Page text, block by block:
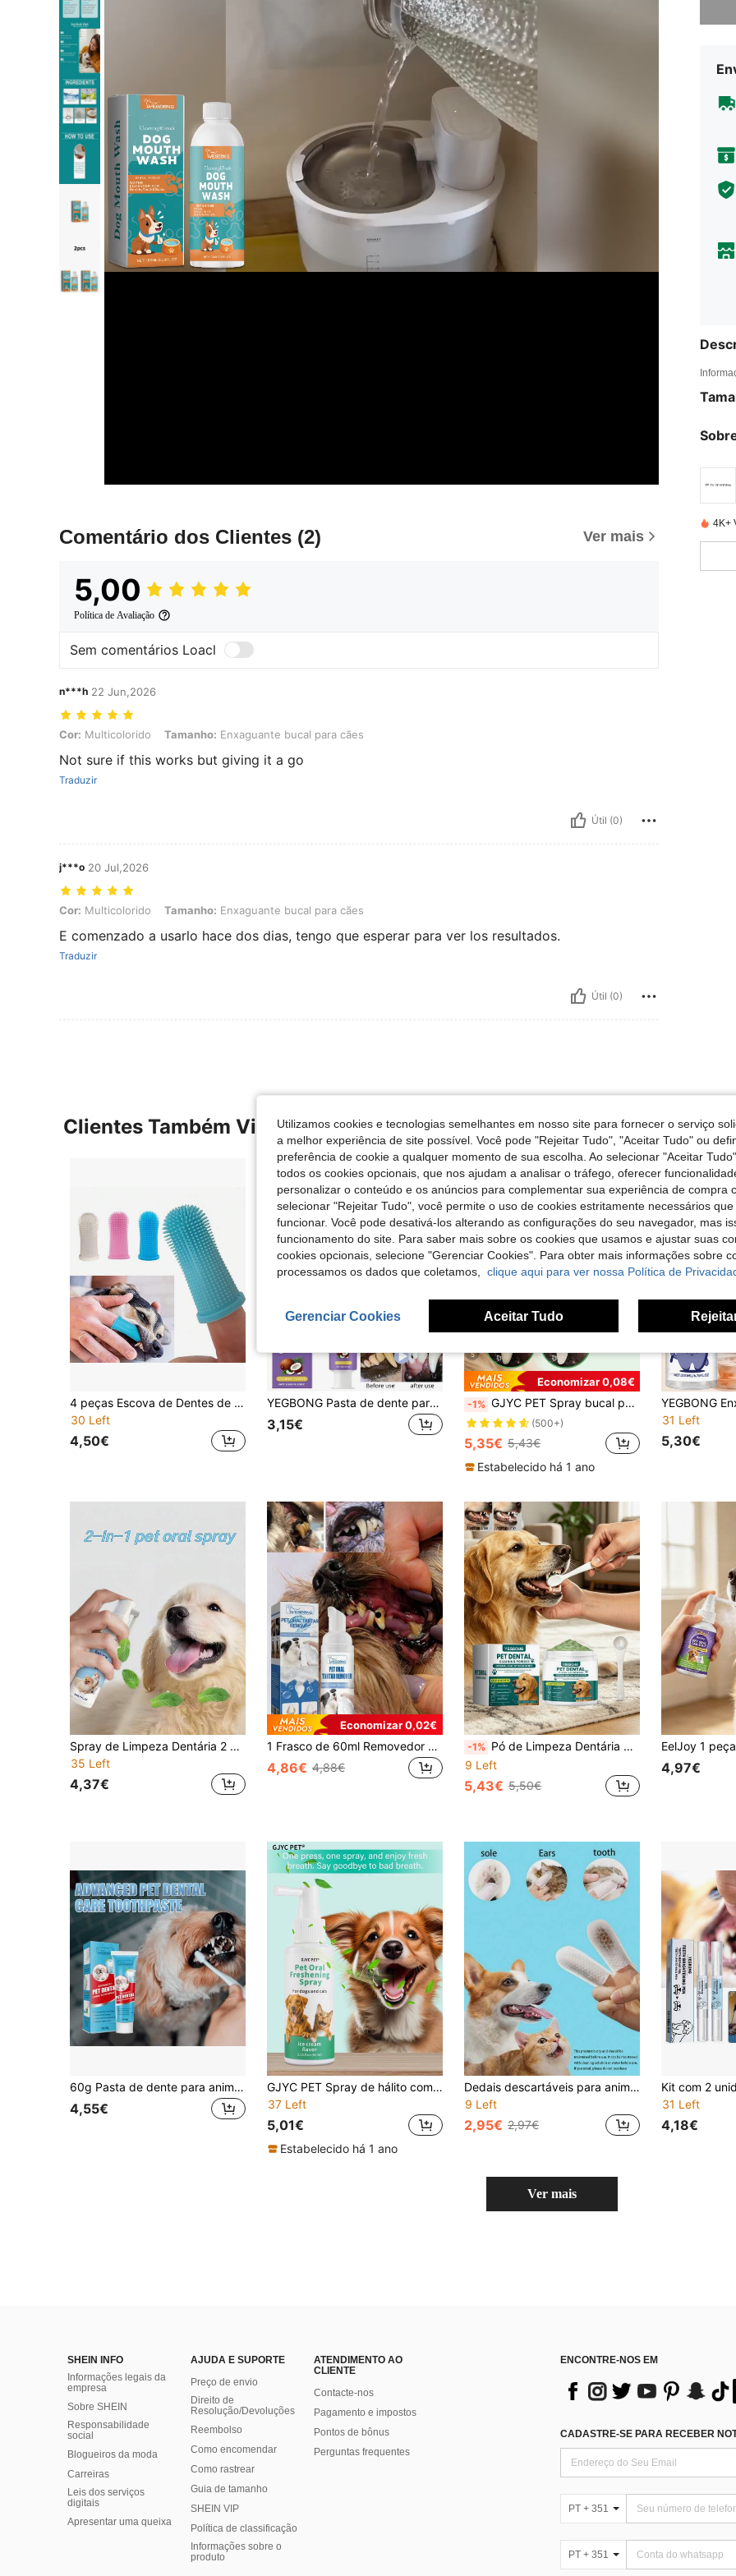
Comentário dos Clientes (2) Ver mais
5,00
Política de Avaliação
Sem comentários Loacl
n***h 22 Jun,2026
Cor: Multicolorido, Tamanho: Enxaguante bucal para cães
Cor: Multicolorido Tamanho: Enxaguante bucal para cães
Not sure if this works but giving it a go
Traduzir
Útil (0)
j***o 20 Jul,2026
Cor: Multicolorido, Tamanho: Enxaguante bucal para cães
Cor: Multicolorido Tamanho: Enxaguante bucal para cães
E comenzado a usarlo hace dos dias, tengo que esperar para ver los resultados.
Traduzir
Útil (0)
4K+
Clientes Também Visitaram
4 peças Escova de Dentes de Silicone Macio e Aleatório para Cães - Proporciona Cuidado Dental Durável para Hálito Fresco e Dentes Mais Saudáveis.
30 Left
4,50€
YEGBONG Pasta de dente para animais de estimação (1/3 do pacote), limpa os dentes, remove manchas, tártaro, mau hálito e refresca o hálito. Escova de dente de silicone macio para animais de estimação, adequada para cuidados dentais de cães e gatos.
3,15€
5
Economizar 0,08€
-1% GJYC PET Spray bucal para animais de estimação com sabor de menta, 59 ml (2 fl oz), adequado para cães e gatos, refresca o hálito, cuida da saúde bucal, fórmula sem álcool, uso diário.
(500+)
5,35€ 5,43€
Estabelecido há 1 ano
31 Left
5,30€
Spray de Limpeza Dentária 2 em 1 para Animais de Estimação, Limpa os Dentes, Remove Tártaro e Cálculos, Dentes Amarelados, Fórmula Suave, Adequado para Gatos e Cães
35 Left
4,37€
Economizar 0,02€
1 Frasco de 60ml Removedor de Tártaro para Animais de Estimação, Remove Tártaro, Dentes Amarelados, Mau Hálito, Limpa os Dentes, Espuma de Limpeza Bucal
4,86€ 4,88€
-1% Pó de Limpeza Dentária para Cães, Fórmula Equilibrada de Cuidados Orais com Bicarbonato de Sódio para Remoção de Odores, Pó Dentário para Animais de Estimação, Pó de Cuidados Orais Equilibrado Concebido Especificamente para a Saúde Oral Diária dos Cães. A Fórmula Contém Bicarbonato de Sódio, que Remove Eficaz e Suavemente os Resíduos da Superfície dos Dentes e Alivia o Hálito Desagradável. Basta Misturá-lo na Comida do Seu Animal de Estimação Diariamente, Sem Necessidade de Escovagem Complexa.
9 Left
5,43€ 5,50€
4,97€
60g Pasta de dente para animais de estimação, purificador de hálito para cães e gatos e removedor de tártaro, pasta de dente comestível para cuidados dentários para animais de estimação
4,55€
GJYC PET Spray de hálito com sabor a gelado de 2,03 fl oz para cães e gatos, hálito fresco instantâneo, solução de limpeza dentária sem necessidade de escovagem, combate a placa e o tártaro, remove o odor de cães e gatos
37 Left
5,01€
Estabelecido há 1 ano
Dedais descartáveis para animais de estimação, adequados para gatos e cães, removem manchas nos dentes, limpam o canal auditivo, refrescam a cavidade oral, limpeza sem manchas, toalha de alta qualidade, cuidados de higiene oral para animais de estimação, produtos de limpeza e saúde para gatos e cães, acessórios para cães, acessórios para gatos
9 Left
2,95€ 2,97€
31 Left
4,18€
Ver mais
SHEIN INFO
Informações legais da
empresa
Sobre SHEIN
Responsabilidade
social
Blogueiros da moda
Carreiras
Leis dos serviços
digitais
Apresentar uma queixa
AJUDA E SUPORTE
Preço de envio
Direito de
Resolução/Devoluções
Reembolso
Como encomendar
Como rastrear
Guia de tamanho
SHEIN VIP
Política de classificação
​Informações sobre o
produto
ATENDIMENTO AO
CLIENTE
Contacte-nos
Pagamento e impostos
Pontos de bônus
Perguntas frequentes
ENCONTRE-NOS EM
CADASTRE-SE PARA RECEBER
PT + 351
PT + 351
Utilizamos cookies e tecnologias semelhantes em nosso site para fornecer o serviço
a melhor experiência de site possível. Você pode "Rejeitar Tudo", "Aceitar Tudo" ou
preferência de cookie a qualquer momento de sua escolha. Ao selecionar "Aceitar
todos os cookies opcionais, que nos ajudam a analisar o tráfego, oferecer
personalizar o conteúdo e os anúncios para complementar sua experiência de compra
selecionar "Rejeitar Tudo", você permite o uso de cookies estritamente necessários
funcionar. Você pode desativá-los alterando as configurações do seu navegador, mas
funcionamento do site. Para saber mais sobre os cookies que usamos e ajustar suas
cookies opcionais, selecione "Gerenciar Cookies". Para obter mais informações sobre
processamos os dados que coletamos, clique aqui para ver nossa Política de
Gerenciar Cookies Aceitar Tudo